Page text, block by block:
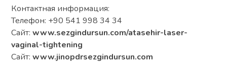
Контактная информация:
Телефон: +90 541 998 34 34
Сайт:www.sezgindursun.com/atasehir-laser-
vaginal-tightening
Сайт:www.jinopdrsezgindursun.com